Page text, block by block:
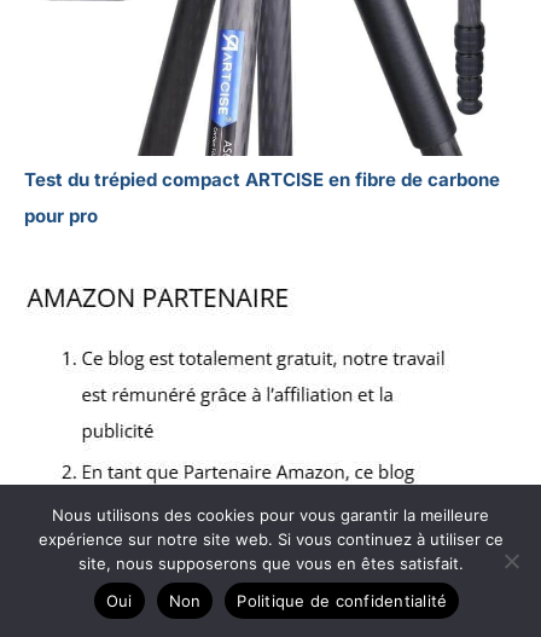
Test du trépied compact ARTCISE en fibre de carbone
pour pro
Nous utilisons des cookies pour vous garantir la meilleure
expérience sur notre site web. Si vous continuez à utiliser ce
site, nous supposerons que vous en êtes satisfait.
Oui
Non Politique de confidentialité